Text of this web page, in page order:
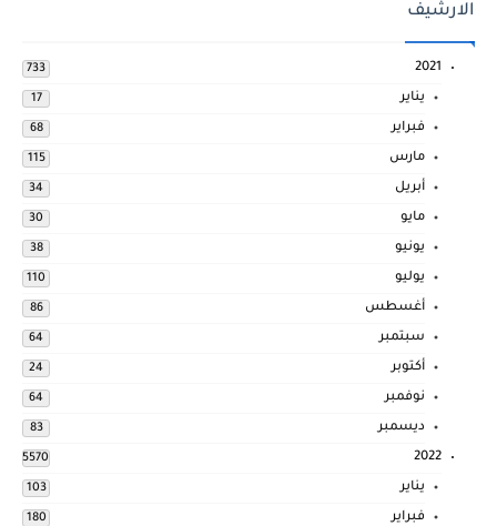
الارشيف
2021
733
يناير 17
فبراير 68
مارس 115
أبريل 34
مايو 30
يونيو 38
يوليو 110
أغسطس 86
سبتمبر 64
أكتوبر 24
نوفمبر 64
ديسمبر 83
2022
5570
يناير 103
فبراير 180